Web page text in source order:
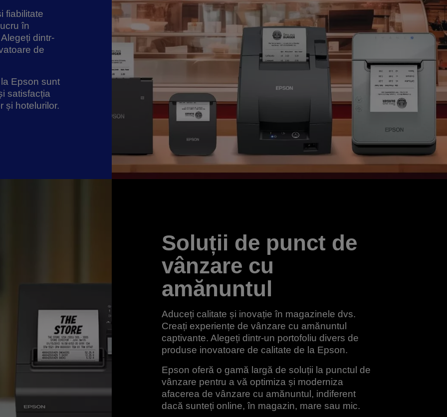
fiabilitate
în
dintr-
de
Epson sunt
satisfacția
și hotelurilor.
Soluții de punct de
vânzare cu
amănuntul
Aduceți calitate și inovație în magazinele dvs.
Creați experiențe de vânzare cu amănuntul
captivante. Alegeți dintr-un portofoliu divers de
produse inovatoare de calitate de la Epson.
Epson oferă o gamă largă de soluții la punctul de
vânzare pentru a vă optimiza și moderniza
afacerea de vânzare cu amănuntul, indiferent
dacă sunteți online, în magazin, mare sau mic.